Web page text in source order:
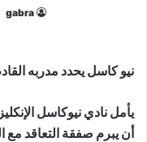
gabra
نيو كاسل يحدد مدربه
يأمل نادي نيوكاسل
أن يبرم صفقة التعاقد مع